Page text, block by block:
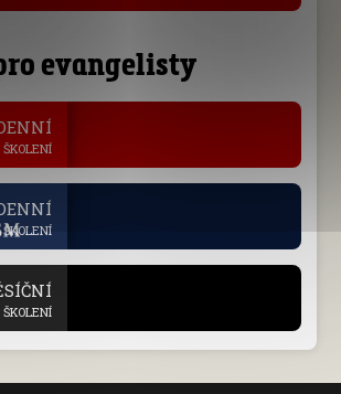
evangelisty
ŠKOLENÍ
ŠKOLENÍ
ŠKOLENÍ